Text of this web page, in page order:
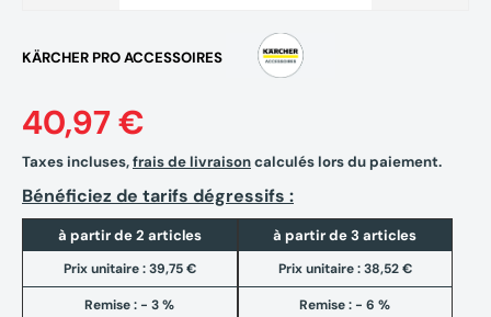
KÄRCHER PRO ACCESSOIRES
40,97 €
Taxes incluses,frais de livraisoncalculés lors du paiement.
Bénéficiez de tarifs dégressifs :
à partir de 2 articles
Prix unitaire :39,75 €
Remise : - 3 %
à partir de 3 articles
Prix unitaire :38,52 €
Remise : - 6 %